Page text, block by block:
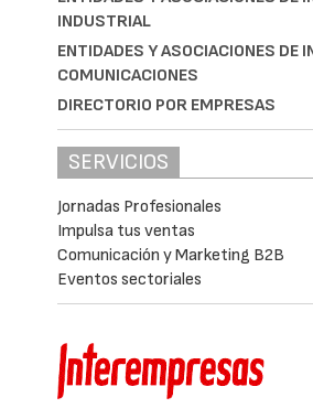
INDUSTRIAL
ENTIDADES Y ASOCIACIONES DE
COMUNICACIONES
DIRECTORIO POR EMPRESAS
SERVICIOS
Jornadas Profesionales
Impulsa tus ventas
Comunicación y Marketing B2B
Eventos sectoriales